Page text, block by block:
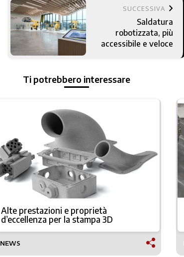
SUCCESSIVA keyboard_arrow_right
Saldatura
robotizzata, più
accessibile e veloce
Ti potrebbero interessare
Alte prestazioni e proprietà
d’eccellenza per la stampa 3D
NEWS